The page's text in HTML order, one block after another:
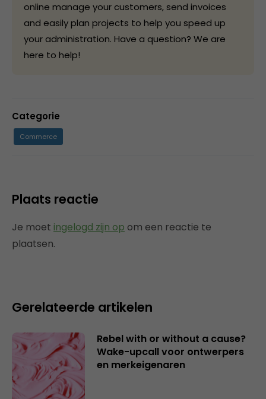
online manage your customers, send invoices
and easily plan projects to help you speed up
your administration. Have a question? We are
here to help!
Categorie
Commerce
Plaats reactie
Je moet ingelogd zijn op om een reactie te
plaatsen.
Gerelateerde artikelen
Rebel with or without a cause?
Wake-upcall voor ontwerpers
en merkeigenaren